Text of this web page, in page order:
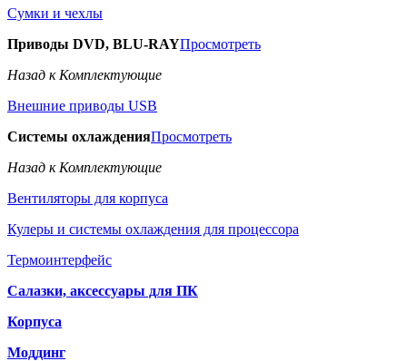
Сумки и чехлы
Приводы DVD, BLU-RAYПросмотреть
Назад к Комплектующие
Внешние приводы USB
Системы охлажденияПросмотреть
Назад к Комплектующие
Вентиляторы для корпуса
Кулеры и системы охлаждения для процессора
Термоинтерфейс
Салазки, аксессуары для ПК
Корпуса
Моддинг